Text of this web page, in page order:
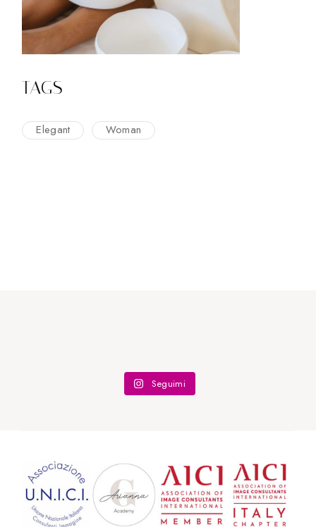
TAGS
Elegant Woman
Seguimi